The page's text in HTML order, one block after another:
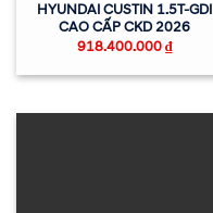
HYUNDAI CUSTIN 1.5T-GDI
CAO CẤP CKD 2026
918.400.000₫